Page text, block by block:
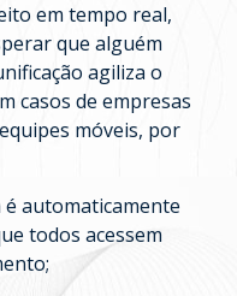
em tempo real,
que alguém
agiliza o
casos de empresas
móveis, por
automaticamente
todos acessem